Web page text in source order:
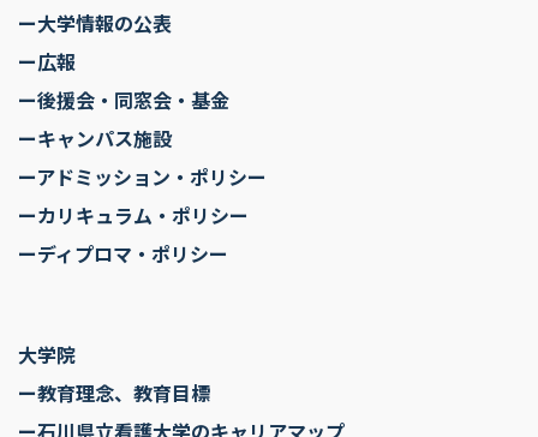
ー大学情報の公表
ー広報
ー後援会・同窓会・基金
ーキャンパス施設
ーアドミッション・ポリシー
ーカリキュラム・ポリシー
ーディプロマ・ポリシー
大学院
ー教育理念、教育目標
ー石川県立看護大学のキャリアマップ